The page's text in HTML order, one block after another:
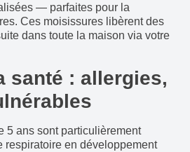
— parfaites pour la
Ces moisissures libèrent des
dans toute la maison via votre
santé : allergies,
5 ans sont particulièrement
respiratoire en développement